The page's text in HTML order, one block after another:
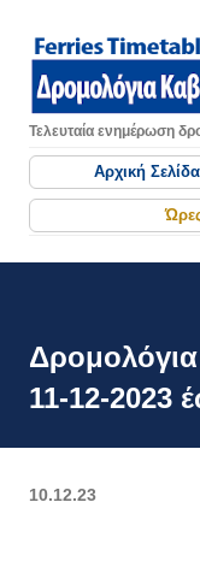
Τελευταία ενημέρωση
Αρχική Σελίδα
11-12-2023
10.12.23